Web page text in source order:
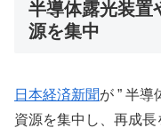
半導体露光装置
源を集中
日本経済新聞が ” 半
資源を集中し、再成長